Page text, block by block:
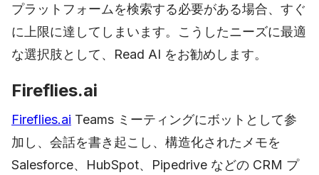
プラットフォームを検索する必要がある場合、すぐ
に上限に達してしまいます。こうしたニーズに最適
な選択肢として、Read AI をお勧めします。
Fireflies.ai
Fireflies.ai Teams ミーティングにボットとして参
加し、会話を書き起こし、構造化されたメモを
Salesforce、HubSpot、Pipedrive などの CRM プ